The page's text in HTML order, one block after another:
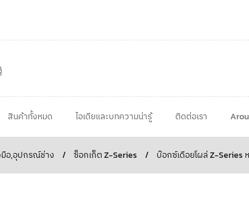
สินค้าทั้งหมด ไอเดียและบทความน่ารู้ ติดต่อเรา
มือ,อุปกรณ์ช่าง / ซ็อกเก็ต Z-Series / บ๊อกซ์เดือยโผล่ Z-Series